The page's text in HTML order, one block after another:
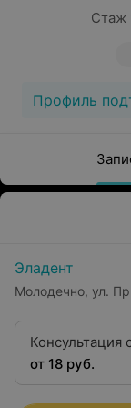
Стаж
Профиль
Эладент
Молодечно, ул.
Консультация
от 18 руб.